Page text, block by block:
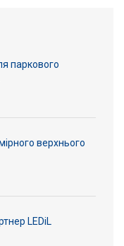
паркового
верхнього
LEDiL